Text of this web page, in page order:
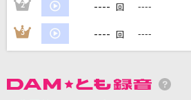
もっと見る
2 ---- 回 ----
3 ---- 回 ----